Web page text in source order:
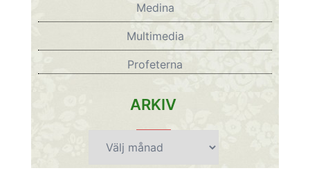
Medina
Multimedia
Profeterna
ARKIV